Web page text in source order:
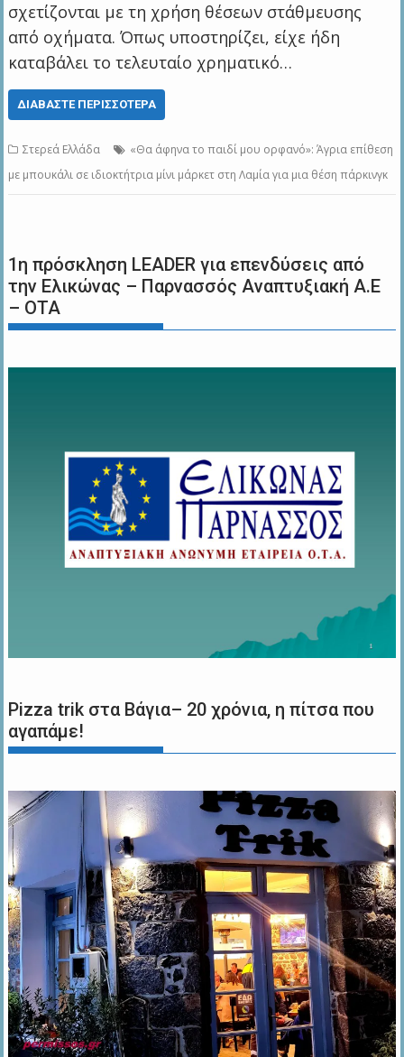
σχετίζονται με τη χρήση θέσεων στάθμευσης
από οχήματα. Όπως υποστηρίζει, είχε ήδη
καταβάλει το τελευταίο χρηματικό…
ΔΙΑΒΆΣΤΕ ΠΕΡΙΣΣΌΤΕΡΑ
Στερεά Ελλάδα
«Θα άφηνα το παιδί μου ορφανό»: Άγρια επίθεση
με μπουκάλι σε ιδιοκτήτρια μίνι μάρκετ στη Λαμία για μια θέση πάρκινγκ
1η πρόσκληση LEADER για επενδύσεις από
την Ελικώνας – Παρνασσός Αναπτυξιακή Α.Ε
– ΟΤΑ
Pizza trik στα Βάγια– 20 χρόνια, η πίτσα που
αγαπάμε!